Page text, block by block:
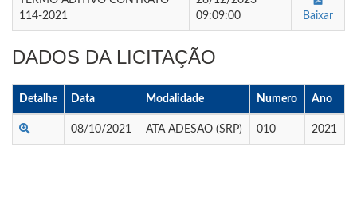
114-2021
09:09:00
Baixar
DADOS DA LICITAÇÃO
Detalhe Data Modalidade Numero Ano
08/10/2021 ATA ADESAO (SRP) 010 2021